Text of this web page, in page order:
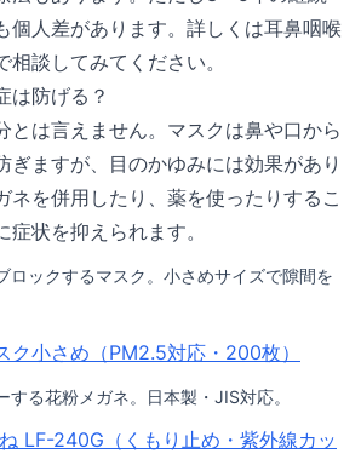
個人差があります。詳しくは耳鼻咽喉
談してみてください。
は防げる？
とは言えません。マスクは鼻や口から
ぎますが、目のかゆみには効果があり
ネを併用したり、薬を使ったりするこ
状を抑えられます。
ロックするマスク。小さめサイズで隙間を
ク小さめ（PM2.5対応・200枚）
する花粉メガネ。日本製・JIS対応。
LF-240G（くもり止め・紫外線カッ